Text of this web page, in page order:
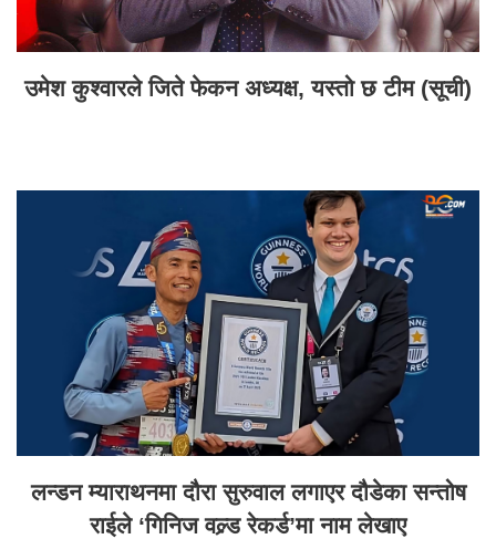
उमेश कुश्वारले जिते फेकन अध्यक्ष, यस्तो छ टीम (सूची)
लन्डन म्याराथनमा दौरा सुरुवाल लगाएर दौडेका सन्तोष
राईले ‘गिनिज वल्र्ड रेकर्ड’मा नाम लेखाए